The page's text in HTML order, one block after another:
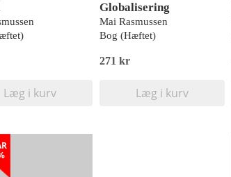
Læg i kurv
Globalisering
Mai Rasmussen
Bog (Hæftet)
271 kr
Læg i kurv